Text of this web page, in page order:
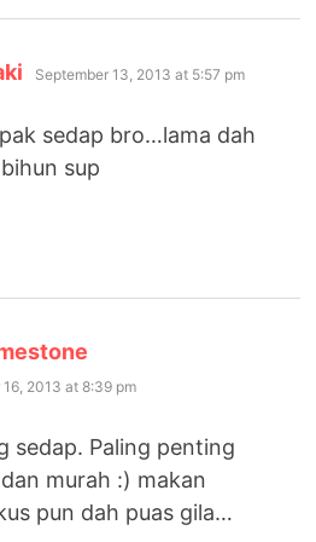
says:
September 13, 2013 at 5:57 pm
sedap bro…lama dah
sup
2013 at 8:39 pm
sedap. Paling penting
murah :) makan
pun dah puas gila…